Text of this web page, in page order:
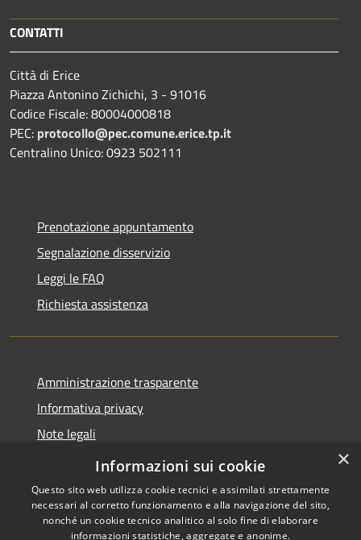
CONTATTI
Città di Erice
Piazza Antonino Zichichi, 3 - 91016
Codice Fiscale: 80004000818
PEC: protocollo@pec.comune.erice.tp.it
Centralino Unico: 0923 502111
Prenotazione appuntamento
Segnalazione disservizio
Leggi le FAQ
Richiesta assistenza
Amministrazione trasparente
Informativa privacy
Note legali
Dichiarazione di accessibilità
×
Informazioni sui cookie
Questo sito web utilizza cookie tecnici e assimilati strettamente
necessari al corretto funzionamento e alla navigazione del sito,
nonché un cookie tecnico analitico al solo fine di elaborare
informazioni statistiche, aggregate e anonime.